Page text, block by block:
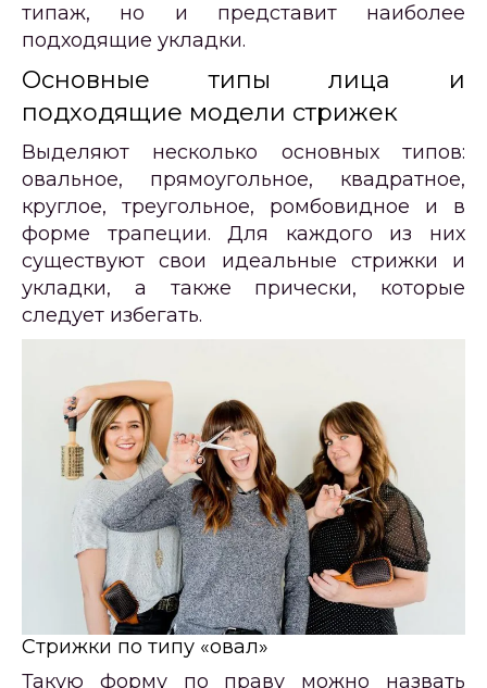
типаж, но и представит наиболее
подходящие укладки.
Основные типы лица и
подходящие модели стрижек
Выделяют несколько основных типов:
овальное, прямоугольное, квадратное,
круглое, треугольное, ромбовидное и в
форме трапеции. Для каждого из них
существуют свои идеальные стрижки и
укладки, а также прически, которые
следует избегать.
Стрижки по типу «овал»
Такую форму по праву можно назвать